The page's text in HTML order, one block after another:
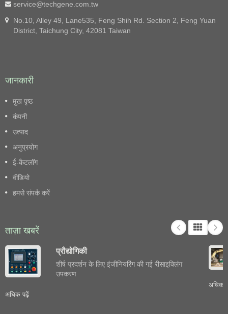
service@techgene.com.tw
No.10, Alley 49, Lane535, Feng Shih Rd. Section 2, Feng Yuan
District, Taichung City, 42081 Taiwan
जानकारी
मुख पृष्ठ
कंपनी
उत्पाद
अनुप्रयोग
ई-कैटलॉग
वीडियो
हमसे संपर्क करें
ताज़ा खबरें
प्रौद्योगिकी
शीर्ष प्रदर्शन के लिए इंजीनियरिंग की गई रीसाइक्लिंग
उपकरण
अधिक पढ़ें
अधिक